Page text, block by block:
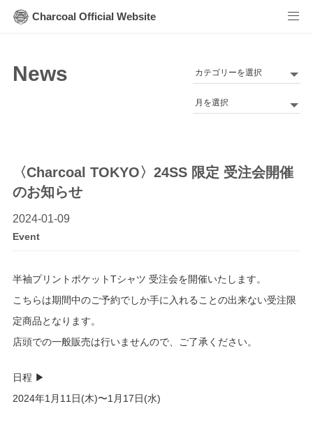
Charcoal Official Website
News
カ
ゴArchives
〈Charcoal TOKYO〉24SS 限定 受注会開催
のお知らせ
2024-01-09
Event
半袖プリントポケットTシャツ 受注会を開催いたします。
こちらは期間中のご予約でしか手に入れることの出来ない受注限
定商品となります。
店頭での一般販売は行いませんので、ご了承ください。
日程 ▶︎
2024年1月11日(木)〜1月17日(水)